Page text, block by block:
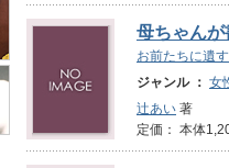
母ちゃんが
お前たちに遺
ジャンル ： 女
辻あい 著
定価： 本体